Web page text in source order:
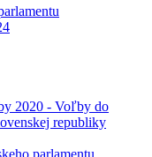
2020 - Voľby do
republiky
parlamentu